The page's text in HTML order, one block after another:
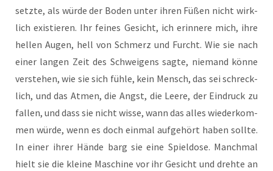
setz­te, als wür­de der Boden unter ihren Füßen nicht wirk­
lich exis­tie­ren. Ihr fei­nes Gesicht, ich erin­ne­re mich, ihre
hel­len Augen, hell von Schmerz und Furcht. Wie sie nach
einer lan­gen Zeit des Schwei­gens sag­te, nie­mand kön­ne
ver­ste­hen, wie sie sich füh­le, kein Mensch, das sei schreck­
lich, und das Atmen, die Angst, die Lee­re, der Ein­druck zu
fal­len, und dass sie nicht wis­se, wann das alles wie­der­kom­
men wür­de, wenn es doch ein­mal auf­ge­hört haben soll­te.
In einer ihrer Hän­de barg sie eine Spiel­do­se. Manch­mal
hielt sie die klei­ne Maschi­ne vor ihr Gesicht und dreh­te an